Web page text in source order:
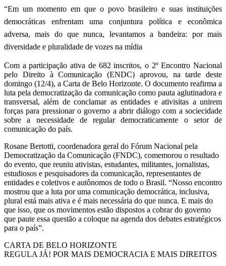
nossa
luta
é
por
mais
democracia
e
mais
direitos!”
“Em um momento em que o povo brasileiro e suas instituições
democráticas enfrentam uma conjuntura política e econômica
adversa, mais do que nunca, levantamos a bandeira: por mais
diversidade e pluralidade de vozes na mídia
Com a participação ativa de 682 inscritos, o 2º Encontro Nacional
pelo Direito à Comunicação (ENDC) aprovou, na tarde deste
domingo (12/4), a Carta de Belo Horizonte. O documento reafirma a
luta pela democratização da comunicação como pauta aglutinadora e
transversal, além de conclamar as entidades e ativisitas a unirem
forças para pressionar o governo a abrir diálogo com a sociecidade
sobre a necessidade de regular democraticamente o setor de
comunicação do país.
Rosane Bertotti, coordenadora geral do Fórum Nacional pela
Democratização da Comunicação (FNDC), comemorou o resultado
do evento, que reuniu ativistas, estudantes, militantes, jornalistas,
estudiosos e pesquisadores da comunicação, representantes de
entidades e coletivos e autônomos de todo o Brasil. “Nosso encontro
mostrou que a luta por uma comunicação democrática, inclusiva,
plural está mais ativa e é mais necessária do que nunca. E mais do
que isso, que os movimentos estão dispostos a cobrar do governo
que paute essa questão a coloque na agenda dos debates estratégicos
para o país”.
CARTA DE BELO HORIZONTE
REGULA JÁ! POR MAIS DEMOCRACIA E MAIS DIREITOS